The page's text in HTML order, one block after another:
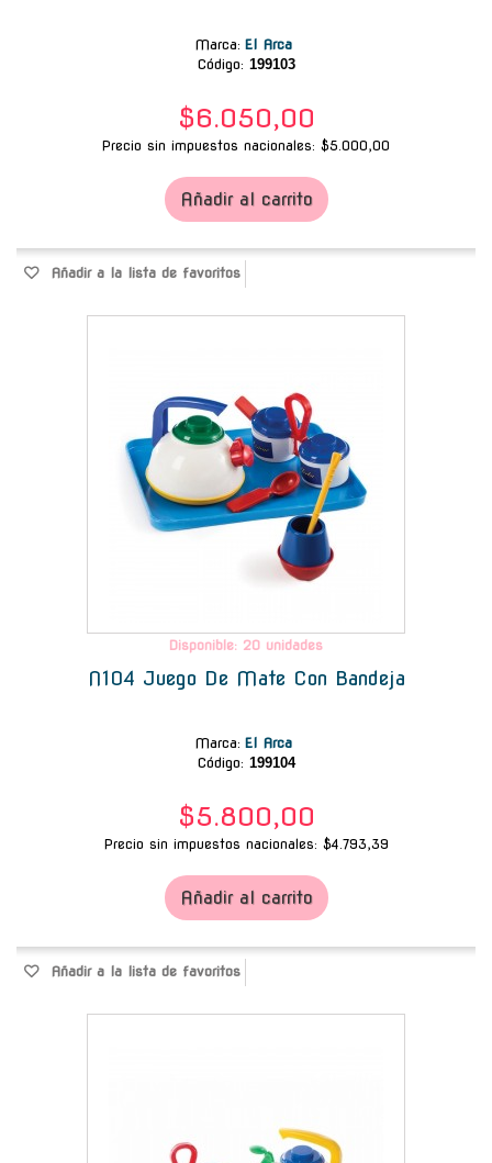
Marca: El Arca
Código: 199103
$6.050,00
Precio sin impuestos nacionales: $5.000,00
Añadir al carrito
Añadir a la lista de favoritos
Disponible: 20 unidades
N104 Juego De Mate Con Bandeja
Marca: El Arca
Código: 199104
$5.800,00
Precio sin impuestos nacionales: $4.793,39
Añadir al carrito
Añadir a la lista de favoritos